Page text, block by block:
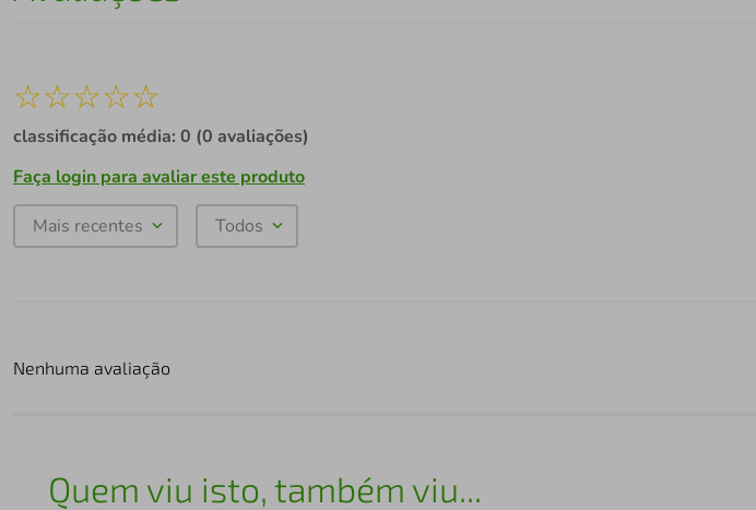
☆☆☆☆☆
classificação média: 0 (0 avaliações)
Faça login para avaliar este produto
Mais recentes Todos
Nenhuma avaliação
Quem viu isto, também viu...